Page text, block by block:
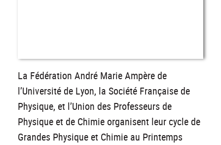
La Fédération André Marie Ampère de
l’Université de Lyon, la Société Française de
Physique, et l’Union des Professeurs de
Physique et de Chimie organisent leur cycle de
Grandes Physique et Chimie au Printemps